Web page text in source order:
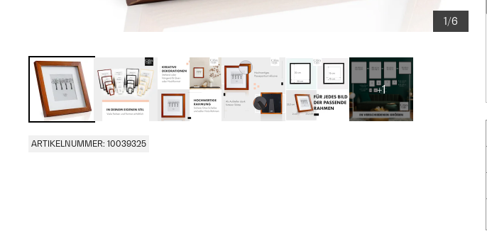
1/6
+1
ARTIKELNUMMER: 10039325